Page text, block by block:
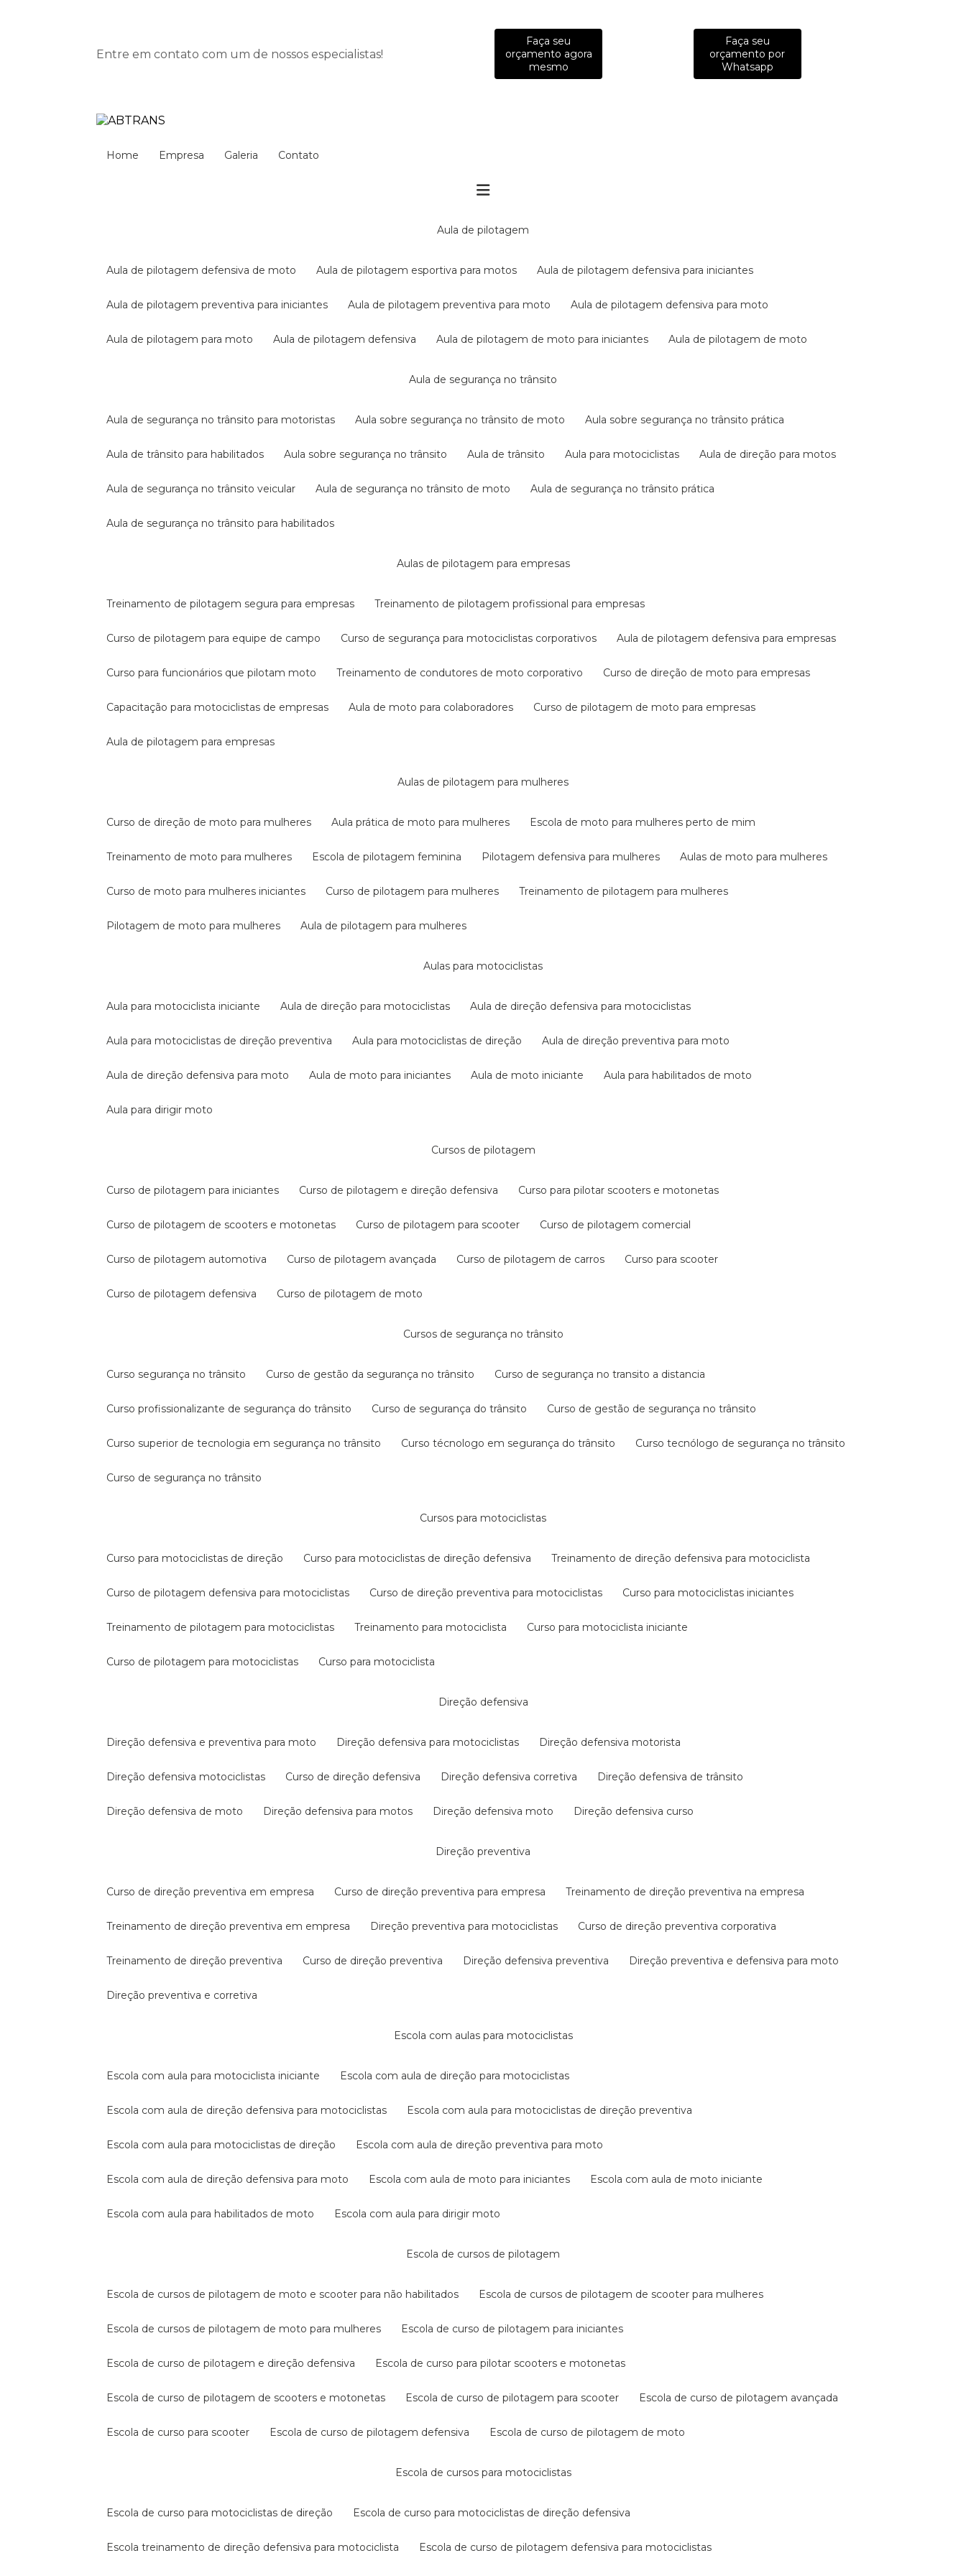
Entre em contato com um de nossos especialistas!
Faça seu
orçamento agora
mesmo
Faça seu
orçamento por
Whatsapp
Home Empresa Galeria Contato
aula de pilotagem
aula de pilotagem defensiva de moto aula de pilotagem esportiva para motos aula de pilotagem defensiva para iniciantes
aula de pilotagem preventiva para iniciantes aula de pilotagem preventiva para moto aula de pilotagem defensiva para moto
aula de pilotagem para moto aula de pilotagem defensiva aula de pilotagem de moto para iniciantes aula de pilotagem de moto
aula de segurança no trânsito
aula de segurança no trânsito para motoristas aula sobre segurança no trânsito de moto aula sobre segurança no trânsito prática
aula de trânsito para habilitados aula sobre segurança no trânsito aula de trânsito aula para motociclistas aula de direção para motos
aula de segurança no trânsito veicular aula de segurança no trânsito de moto aula de segurança no trânsito prática
aula de segurança no trânsito para habilitados
aulas de pilotagem para empresas
treinamento de pilotagem segura para empresas treinamento de pilotagem profissional para empresas
curso de pilotagem para equipe de campo curso de segurança para motociclistas corporativos aula de pilotagem defensiva para empresas
curso para funcionários que pilotam moto treinamento de condutores de moto corporativo curso de direção de moto para empresas
capacitação para motociclistas de empresas aula de moto para colaboradores curso de pilotagem de moto para empresas
aula de pilotagem para empresas
aulas de pilotagem para mulheres
curso de direção de moto para mulheres aula prática de moto para mulheres escola de moto para mulheres perto de mim
treinamento de moto para mulheres escola de pilotagem feminina pilotagem defensiva para mulheres aulas de moto para mulheres
curso de moto para mulheres iniciantes curso de pilotagem para mulheres treinamento de pilotagem para mulheres
pilotagem de moto para mulheres aula de pilotagem para mulheres
aulas para motociclistas
aula para motociclista iniciante aula de direção para motociclistas aula de direção defensiva para motociclistas
aula para motociclistas de direção preventiva aula para motociclistas de direção aula de direção preventiva para moto
aula de direção defensiva para moto aula de moto para iniciantes aula de moto iniciante aula para habilitados de moto
aula para dirigir moto
cursos de pilotagem
curso de pilotagem para iniciantes curso de pilotagem e direção defensiva curso para pilotar scooters e motonetas
curso de pilotagem de scooters e motonetas curso de pilotagem para scooter curso de pilotagem comercial
curso de pilotagem automotiva curso de pilotagem avançada curso de pilotagem de carros curso para scooter
curso de pilotagem defensiva curso de pilotagem de moto
cursos de segurança no trânsito
curso segurança no trânsito curso de gestão da segurança no trânsito curso de segurança no transito a distancia
curso profissionalizante de segurança do trânsito curso de segurança do trânsito curso de gestão de segurança no trânsito
curso superior de tecnologia em segurança no trânsito curso técnologo em segurança do trânsito curso tecnólogo de segurança no trânsito
curso de segurança no trânsito
cursos para motociclistas
curso para motociclistas de direção curso para motociclistas de direção defensiva treinamento de direção defensiva para motociclista
curso de pilotagem defensiva para motociclistas curso de direção preventiva para motociclistas curso para motociclistas iniciantes
treinamento de pilotagem para motociclistas treinamento para motociclista curso para motociclista iniciante
curso de pilotagem para motociclistas curso para motociclista
direção defensiva
direção defensiva e preventiva para moto direção defensiva para motociclistas direção defensiva motorista
direção defensiva motociclistas curso de direção defensiva direção defensiva corretiva direção defensiva de trânsito
direção defensiva de moto direção defensiva para motos direção defensiva moto direção defensiva curso
direção preventiva
curso de direção preventiva em empresa curso de direção preventiva para empresa treinamento de direção preventiva na empresa
treinamento de direção preventiva em empresa direção preventiva para motociclistas curso de direção preventiva corporativa
treinamento de direção preventiva curso de direção preventiva direção defensiva preventiva direção preventiva e defensiva para moto
direção preventiva e corretiva
escola com aulas para motociclistas
escola com aula para motociclista iniciante escola com aula de direção para motociclistas
escola com aula de direção defensiva para motociclistas escola com aula para motociclistas de direção preventiva
escola com aula para motociclistas de direção escola com aula de direção preventiva para moto
escola com aula de direção defensiva para moto escola com aula de moto para iniciantes escola com aula de moto iniciante
escola com aula para habilitados de moto escola com aula para dirigir moto
escola de cursos de pilotagem
escola de cursos de pilotagem de moto e scooter para não habilitados escola de cursos de pilotagem de scooter para mulheres
escola de cursos de pilotagem de moto para mulheres escola de curso de pilotagem para iniciantes
escola de curso de pilotagem e direção defensiva escola de curso para pilotar scooters e motonetas
escola de curso de pilotagem de scooters e motonetas escola de curso de pilotagem para scooter escola de curso de pilotagem avançada
escola de curso para scooter escola de curso de pilotagem defensiva escola de curso de pilotagem de moto
escola de cursos para motociclistas
escola de curso para motociclistas de direção escola de curso para motociclistas de direção defensiva
escola treinamento de direção defensiva para motociclista escola de curso de pilotagem defensiva para motociclistas